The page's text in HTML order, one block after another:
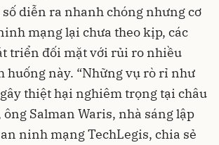
diễn ra nhanh chóng nhưng cơ
mạng lại chưa theo kịp, các
triển đối mặt với rủi ro nhiều
huống này. “Những vụ rò rỉ như
thiệt hại nghiêm trọng tại châu
ông Salman Waris, nhà sáng lập
ninh mạng TechLegis, chia sẻ